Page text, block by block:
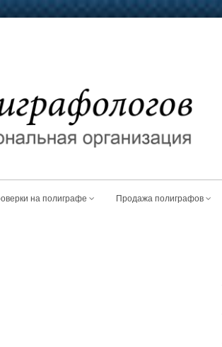
на полиграфе Продажа полиграфов